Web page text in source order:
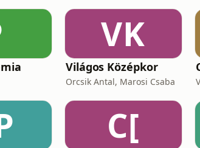
VK
Világos Középkor
Orcsik Antal, Marosi Csaba
C[